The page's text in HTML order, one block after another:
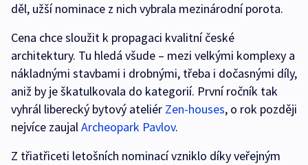
děl, užší nominace z nich vybrala mezinárodní porota.
Cena chce sloužit k propagaci kvalitní české
architektury. Tu hledá všude – mezi velkými komplexy a
nákladnými stavbami i drobnými, třeba i dočasnými díly,
aniž by je škatulkovala do kategorií. První ročník tak
vyhrál liberecký bytový ateliér Zen-houses, o rok později
nejvíce zaujalArcheopark Pavlov.
Z třiatřiceti letošních nominací vzniklo díky veřejným